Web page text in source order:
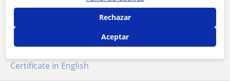
Apoyo escolar para ESO
Clases de Historia
Certificate in English
Rechazar
Aceptar